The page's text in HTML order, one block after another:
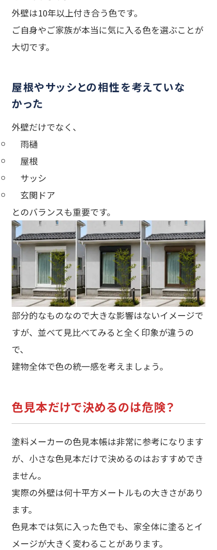
外壁は10年以上付き合う色です。
ご自身やご家族が本当に気に入る色を選ぶことが
大切です。
屋根やサッシとの相性を考えていな
かった
外壁だけでなく、
雨樋
屋根
サッシ
玄関ドア
とのバランスも重要です。
部分的なものなので大きな影響はないイメージで
すが、並べて見比べてみると全く印象が違うの
で、
建物全体で色の統一感を考えましょう。
色見本だけで決めるのは危険？
塗料メーカーの色見本帳は非常に参考になります
が、小さな色見本だけで決めるのはおすすめでき
ません。
実際の外壁は何十平方メートルもの大きさがあり
ます。
色見本では気に入った色でも、家全体に塗るとイ
メージが大きく変わることがあります。